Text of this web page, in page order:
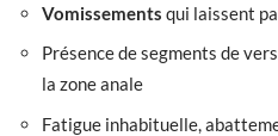
Vomissements qui laissent
Présence de segments de
la zone anale
Fatigue inhabituelle,